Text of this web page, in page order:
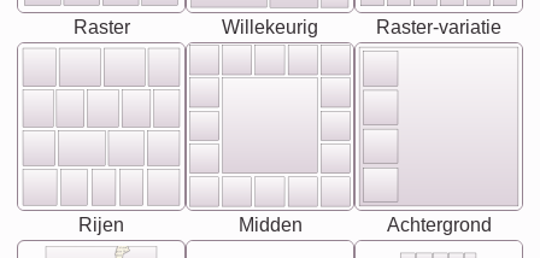
Raster Willekeurig Raster-variatie
Rijen Midden Achtergrond